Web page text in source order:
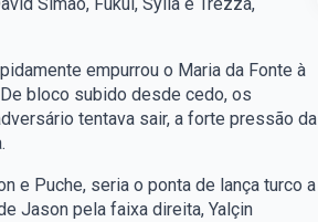
empurrou o Maria da Fonte à
bloco subido desde cedo, os
tentava sair, a forte pressão da
e Puche, seria o ponta de lança turco a
Jason pela faixa direita, Yalçin